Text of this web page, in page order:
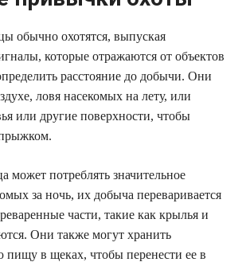
обычно охотятся, выпуская
которые отражаются от объектов
расстояние до добычи. Они
ловя насекомых на лету, или
или другие поверхности, чтобы
может потреблять значительное
за ночь, их добыча переваривается
части, такие как крылья и
Они также могут хранить
пищу в щеках, чтобы перенести ее в